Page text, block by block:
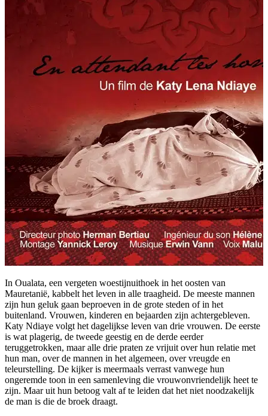
In Oualata, een vergeten woestijnuithoek in het oosten van
Mauretanië, kabbelt het leven in alle traagheid. De meeste mannen
zijn hun geluk gaan beproeven in de grote steden of in het
buitenland. Vrouwen, kinderen en bejaarden zijn achtergebleven.
Katy Ndiaye volgt het dagelijkse leven van drie vrouwen. De eerste
is wat plagerig, de tweede geestig en de derde eerder
teruggetrokken, maar alle drie praten ze vrijuit over hun relatie met
hun man, over de mannen in het algemeen, over vreugde en
teleurstelling. De kijker is meermaals verrast vanwege hun
ongeremde toon in een samenleving die vrouwonvriendelijk heet te
zijn. Maar uit hun betoog valt af te leiden dat het niet noodzakelijk
de man is die de broek draagt.